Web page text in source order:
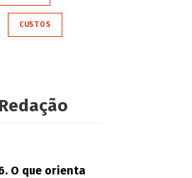
CUSTOS
O que orienta